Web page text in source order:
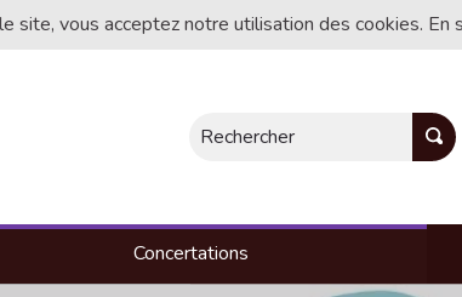
site, vous acceptez notre utilisation des cookies.
Rechercher
Concertations